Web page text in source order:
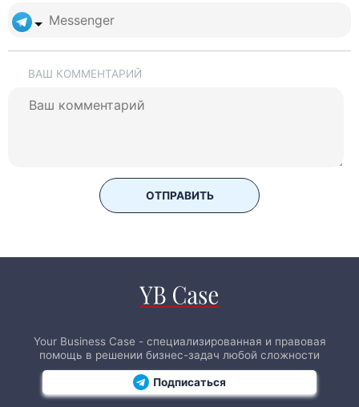
ВАШ КОММЕНТАРИЙ
ОТПРАВИТЬ
Your Business Case - специализированная и правовая
помощь в решении бизнес-задач любой сложности
Подписаться